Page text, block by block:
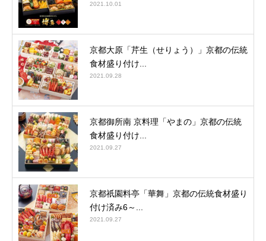
2021.10.01
京都大原「芹生（せりょう）」京都の伝統
食材盛り付け...
2021.09.28
京都御所南 京料理「やまの」京都の伝統
食材盛り付け...
2021.09.27
京都祇園料亭「華舞」京都の伝統食材盛り
付け済み6～...
2021.09.27